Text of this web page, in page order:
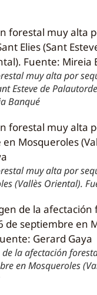
muy alta por
Esteve de
Banqué
muy alta por
(Vallès Oriental).
la afectación
en Mosqueroles